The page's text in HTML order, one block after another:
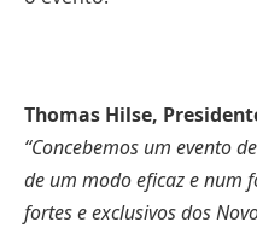
Thomas Hilse,
“Concebemos um evento
de um modo eficaz e num
fortes e exclusivos dos